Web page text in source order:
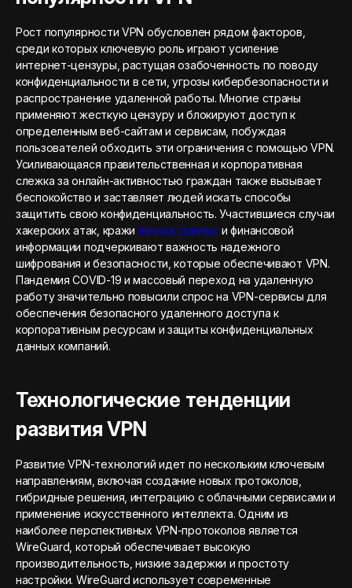
Рост популярности VPN обусловлен рядом факторов,
среди которых ключевую роль играют усиление
интернет-цензуры, растущая озабоченность по поводу
конфиденциальности в сети, угрозы кибербезопасности и
распространение удаленной работы. Многие страны
применяют жесткую цензуру и блокируют доступ к
определенным веб-сайтам и сервисам, побуждая
пользователей обходить эти ограничения с помощью VPN.
Усиливающаяся правительственная и корпоративная
слежка за онлайн-активностью граждан также вызывает
беспокойство и заставляет людей искать способы
защитить свою конфиденциальность. Участившиеся случаи
хакерских атак, кражи личных данных и финансовой
информации подчеркивают важность надежного
шифрования и безопасности, которые обеспечивают VPN.
Пандемия COVID-19 и массовый переход на удаленную
работу значительно повысили спрос на VPN-сервисы для
обеспечения безопасного удаленного доступа к
корпоративным ресурсам и защиты конфиденциальных
данных компаний.
Технологические тенденции
развития VPN
Развитие VPN-технологий идет по нескольким ключевым
направлениям, включая создание новых протоколов,
гибридные решения, интеграцию с облачными сервисами и
применение искусственного интеллекта. Одним из
наиболее перспективных VPN-протоколов является
WireGuard, который обеспечивает высокую
производительность, низкие задержки и простоту
настройки. WireGuard использует современные